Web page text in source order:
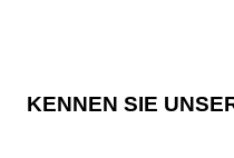
KENNEN SIE